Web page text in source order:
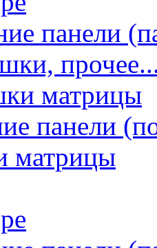
панели
матрицы
панели
матрицы